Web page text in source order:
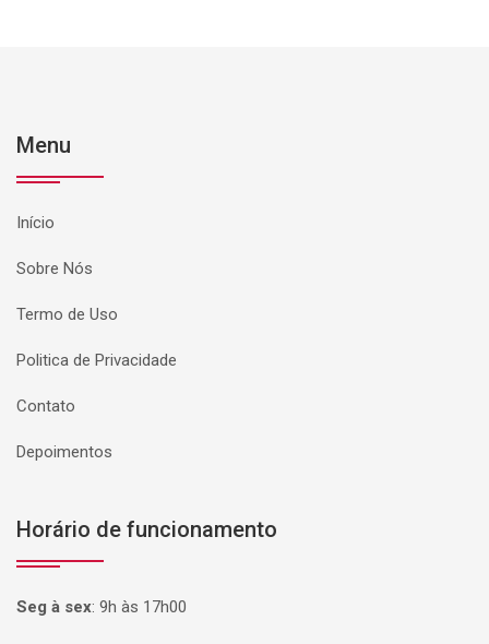
Menu
Início
Sobre Nós
Termo de Uso
Politica de Privacidade
Contato
Depoimentos
Horário de funcionamento
Seg à sex: 9h às 17h00